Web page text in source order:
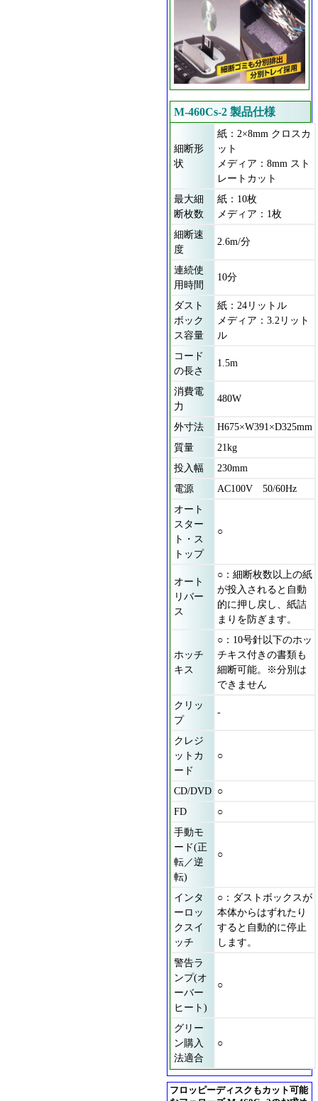
M-460Cs-2 製品仕様
細断形
状
紙：2×8mm クロスカ
ット
メディア：8mm スト
レートカット
最大細
断枚数
紙：10枚
メディア：1枚
細断速
度
2.6m/分
連続使
用時間
10分
ダスト
ボック
ス容量
紙：24リットル
メディア：3.2リット
ル
コード
の長さ
1.5m
消費電
力
480W
外寸法
H675×W391×D325mm
質量
21kg
投入幅
230mm
電源
AC100V 50/60Hz
オート
スター
ト・ス
トップ
○
オート
リバー
ス
○：細断枚数以上の紙
が投入されると自動
的に押し戻し、紙詰
まりを防ぎます。
ホッチ
キス
○：10号針以下のホッ
チキス付きの書類も
細断可能。※分別は
できません
クリッ
プ
-
クレジ
ットカ
ード
○
CD/DVD ○
FD
○
手動モ
ード(正
転／逆
転)
○
インタ
ーロッ
クスイ
ッチ
○：ダストボックスが
本体からはずれたり
すると自動的に停止
します。
警告ラ
ンプ(オ
ーバー
ヒート)
○
グリー
ン購入
法適合
○
フロッピーディスクもカット可能